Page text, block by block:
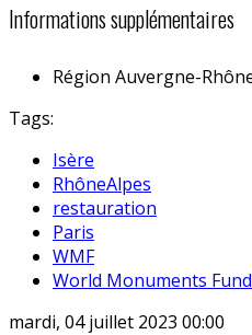
Informations supplémentaires
Région Auvergne-
Tags:
Isère
RhôneAlpes
restauration
Paris
WMF
World Monuments Fund
mardi, 04 juillet 2023 00:00